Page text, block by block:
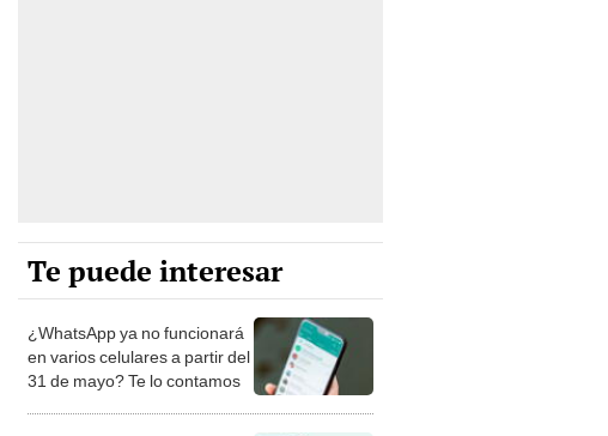
Te puede interesar
¿WhatsApp ya no funcionará
en varios celulares a partir del
31 de mayo? Te lo contamos